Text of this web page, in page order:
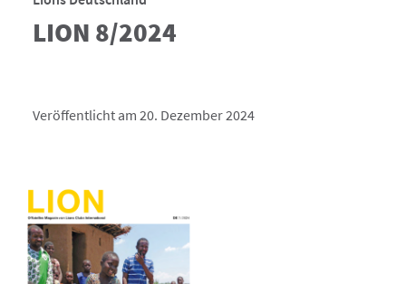
LION 8/2024
Veröffentlicht am 20. Dezember 2024